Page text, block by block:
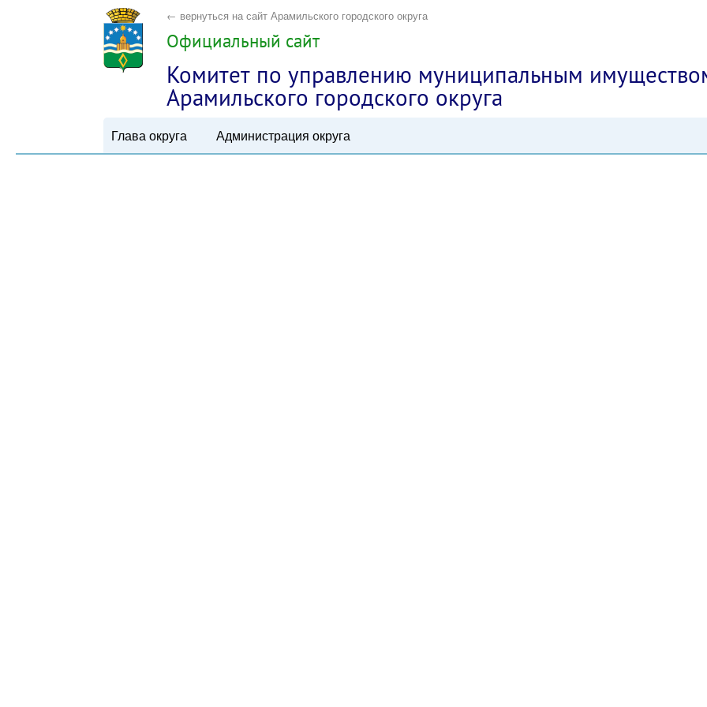
← вернуться на сайт Арамильского городского округа
Официальный сайт
Комитет по управлению муниципальным
Арамильского городского округа
Глава округа Администрация округа